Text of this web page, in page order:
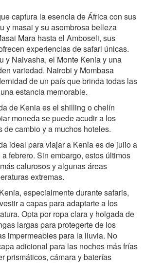
captura la esencia de África con sus
y masai y su asombrosa belleza
Mara hasta el Amboseli, sus
experiencias de safari únicas.
y Naivasha, el Monte Kenia y una
variedad. Nairobi y Mombasa
de un país que brinda todas las
una estancia memorable.
de Kenia es el shilling o chelín
moneda se puede acudir a los
de cambio y a muchos hoteles.
ideal para viajar a Kenia es de julio a
febrero. Sin embargo, estos últimos
calurosos y algunas áreas
extremas.
especialmente durante safaris,
a capas para adaptarte a los
Opta por ropa clara y holgada de
largas para protegerte de los
impermeables para la lluvia. No
adicional para las noches más frías
prismáticos, cámara y baterías